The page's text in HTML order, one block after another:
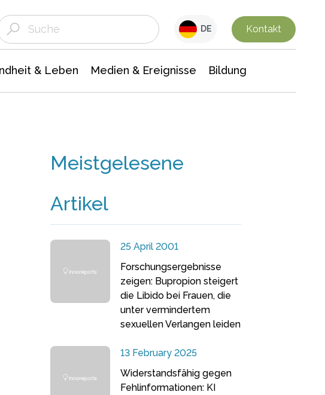
DE Kontakt
& Leben Medien & Ereignisse Bildung
Meistgelesene
Artikel
25 April 2001
Forschungsergebnisse
zeigen: Bupropion steigert
die Libido bei Frauen, die
unter vermindertem
sexuellen Verlangen leiden
13 February 2025
Widerstandsfähig gegen
Fehlinformationen: KI